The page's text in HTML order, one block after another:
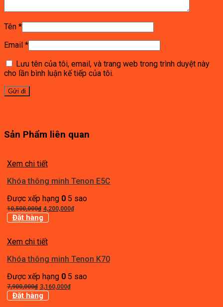
Tên *
Email *
Lưu tên của tôi, email, và trang web trong trình duyệt này
cho lần bình luận kế tiếp của tôi.
Sản Phẩm liên quan
Xem chi tiết
Khóa thông minh Tenon E5C
Được xếp hạng 05 sao
10,500,000₫ Giá
gốc
10,500,000₫.
4,200,000₫Giá
Đặt hàng
Xem chi tiết
Khóa thông minh Tenon K70
Được xếp hạng 05 sao
7,900,000₫ Giá
gốc
3,160,000₫Giá
Đặt hàng